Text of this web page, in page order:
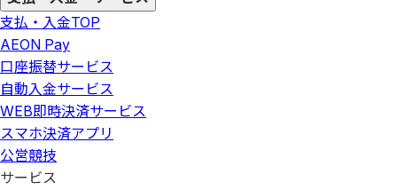
支払・入金TOP
AEON Pay
口座振替サービス
自動入金サービス
WEB即時決済サービス
スマホ決済アプリ
公営競技
サービス